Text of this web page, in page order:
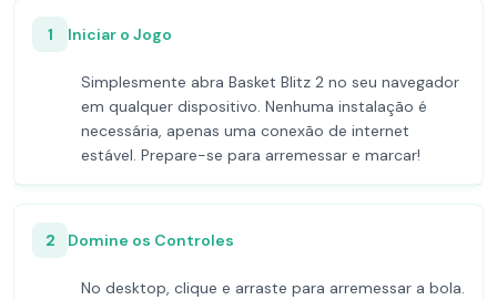
1 Iniciar o Jogo
Simplesmente abra Basket Blitz 2 no seu navegador
em qualquer dispositivo. Nenhuma instalação é
necessária, apenas uma conexão de internet
estável. Prepare-se para arremessar e marcar!
2 Domine os Controles
No desktop, clique e arraste para arremessar a bola.